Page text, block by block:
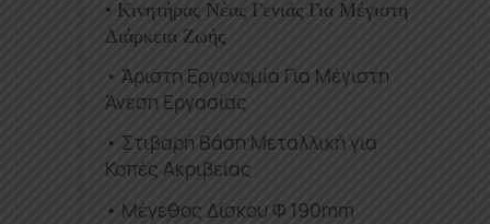
• Κινητήρας Νέας Γενιάς Για Μέγιστη
Διάρκεια Ζωής
• Άριστη Εργονομία Για Μέγιστη
Άνεση Εργασίας
• Στιβαρή Βάση Μεταλλική για
Κοπές Ακριβείας
• Μέγεθος Δίσκου Φ 190mm